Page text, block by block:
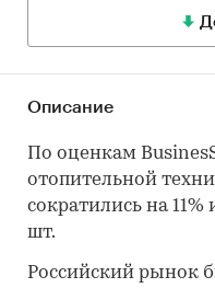
Описание
По оценкам
отопительной
сократились на
шт.
Российский рынок